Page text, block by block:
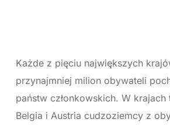
Każde z pięciu największych
przynajmniej milion obywateli
państw członkowskich. W krajach
Belgia i Austria cudzoziemcy z